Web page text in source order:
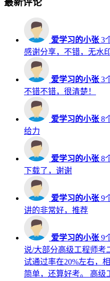
最新评论
爱学习的小张 3
感谢分享，不错，无水
爱学习的小张 3
不错不错，很清楚！
爱学习的小张 8
给力
爱学习的小张 8
下载了，谢谢
爱学习的小张 9
讲的非常好，推荐
爱学习的小张 9
说/大部分高级工程师考
试通过率在20%左右，
简单，还算好考。 高级